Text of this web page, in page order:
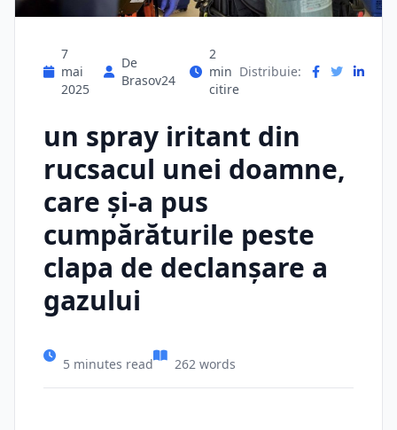
7
mai
2025
De
Brasov24
2
min
citire
Distribuie:
un spray iritant din
rucsacul unei doamne,
care și-a pus
cumpărăturile peste
clapa de declanșare a
gazului
5 minutes read 262 words